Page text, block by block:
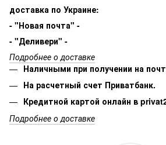
доставка по Украине:
- "Новая почта" -
- "Деливери" -
Подробнее о доставке
Наличными при получении на
На расчетный счет Приватбанк.
Кредитной картой онлайн в
Подробнее о доставке